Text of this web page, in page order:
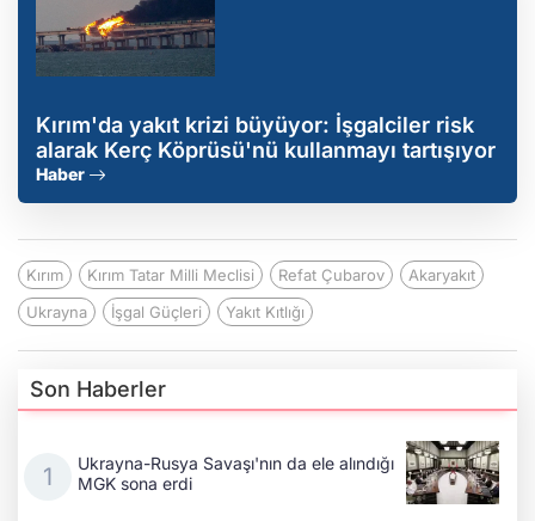
Kırım'da yakıt krizi büyüyor: İşgalciler risk
alarak Kerç Köprüsü'nü kullanmayı tartışıyor
Haber
Kırım Kırım Tatar Milli Meclisi Refat Çubarov
Akaryakıt
Ukrayna
İşgal Güçleri Yakıt Kıtlığı
Son Haberler
Ukrayna-Rusya Savaşı'nın da ele alındığı
MGK sona erdi